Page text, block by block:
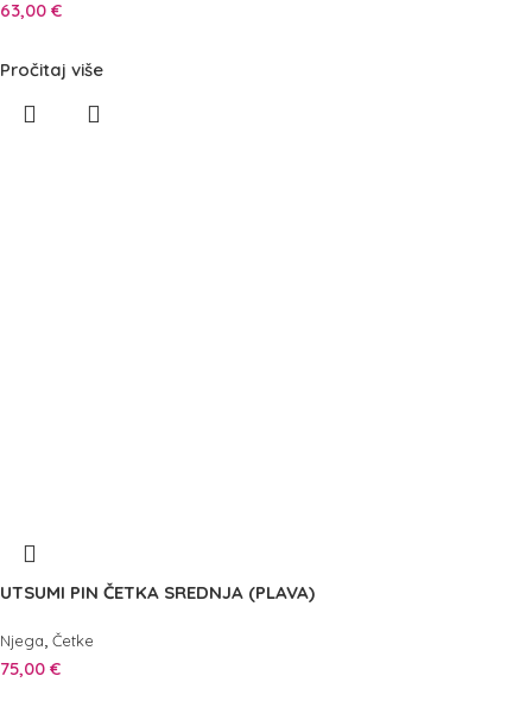
63,00 €
Pročitaj više
UTSUMI PIN ČETKA SREDNJA (PLAVA)
Njega, Četke
75,00 €